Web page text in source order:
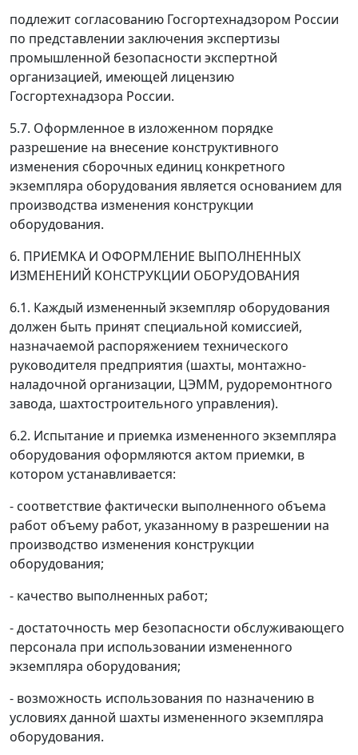
подлежит согласованию Госгортехнадзором России
по представлении заключения экспертизы
промышленной безопасности экспертной
организацией, имеющей лицензию
Госгортехнадзора России.
5.7. Оформленное в изложенном порядке
разрешение на внесение конструктивного
изменения сборочных единиц конкретного
экземпляра оборудования является основанием для
производства изменения конструкции
оборудования.
6. ПРИЕМКА И ОФОРМЛЕНИЕ ВЫПОЛНЕННЫХ
ИЗМЕНЕНИЙ КОНСТРУКЦИИ ОБОРУДОВАНИЯ
6.1. Каждый измененный экземпляр оборудования
должен быть принят специальной комиссией,
назначаемой распоряжением технического
руководителя предприятия (шахты, монтажно-
наладочной организации, ЦЭММ, рудоремонтного
завода, шахтостроительного управления).
6.2. Испытание и приемка измененного экземпляра
оборудования оформляются актом приемки, в
котором устанавливается:
- соответствие фактически выполненного объема
работ объему работ, указанному в разрешении на
производство изменения конструкции
оборудования;
- качество выполненных работ;
- достаточность мер безопасности обслуживающего
персонала при использовании измененного
экземпляра оборудования;
- возможность использования по назначению в
условиях данной шахты измененного экземпляра
оборудования.